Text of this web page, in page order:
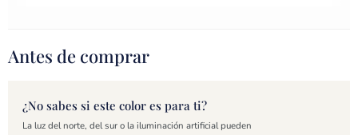
Antes de comprar
¿No sabes si este color es para ti?
La luz del norte, del sur o la iluminación artificial pueden